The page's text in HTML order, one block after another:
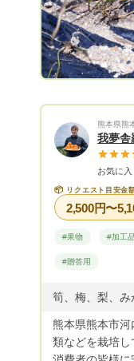
熊本県熊
我夢舎
お気に入
📦 リクエスト目安金
2,500円〜
#果物 #加工
#贈答用
熊本県熊本市
類などを栽培し